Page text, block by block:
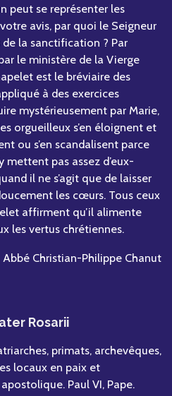
peut se représenter les
avis, par quoi le Seigneur
la sanctification ? Par
le ministère de la Vierge
est le bréviaire des
à des exercices
mystérieusement par Marie,
orgueilleux s’en éloignent et
ou s’en scandalisent parce
mettent pas assez d’eux-
il ne s’agit que de laisser
les cœurs. Tous ceux
affirment qu’il alimente
les vertus chrétiennes.
Abbé Christian-Philippe Chanut
Rosarii
primats, archevêques,
locaux en paix et
Paul VI, Pape.